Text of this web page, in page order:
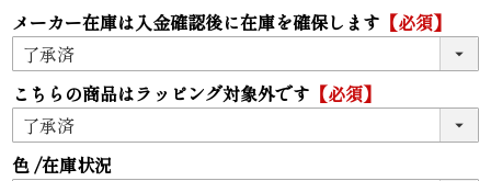
メーカー在庫は入金確認後に在庫を確保します 【必須】
こちらの商品はラッピング対象外です 【必須】
色 在庫状況